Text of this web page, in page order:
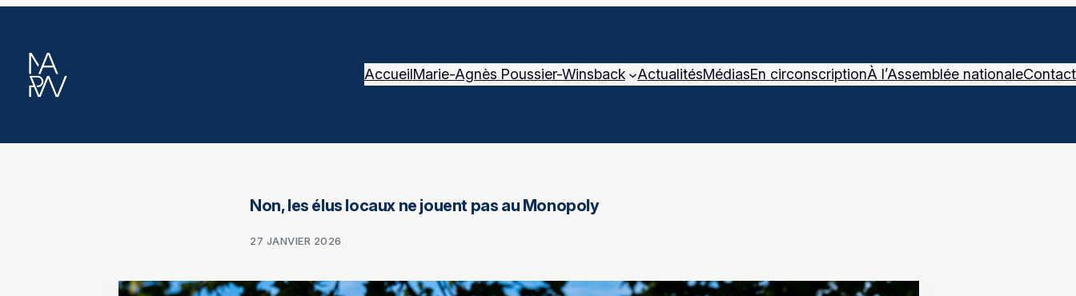
contenu
AccueilMarie-Agnès Poussier-Winsback ActualitésMédiasEn circonscriptionÀ l’Assemblée nationaleContact
Non, les élus locaux ne jouent pas au Monopoly
27 JANVIER 2026